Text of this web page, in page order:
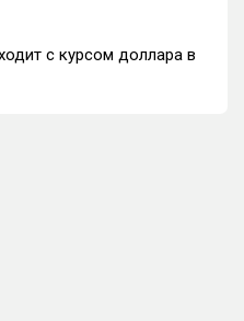
с курсом доллара в